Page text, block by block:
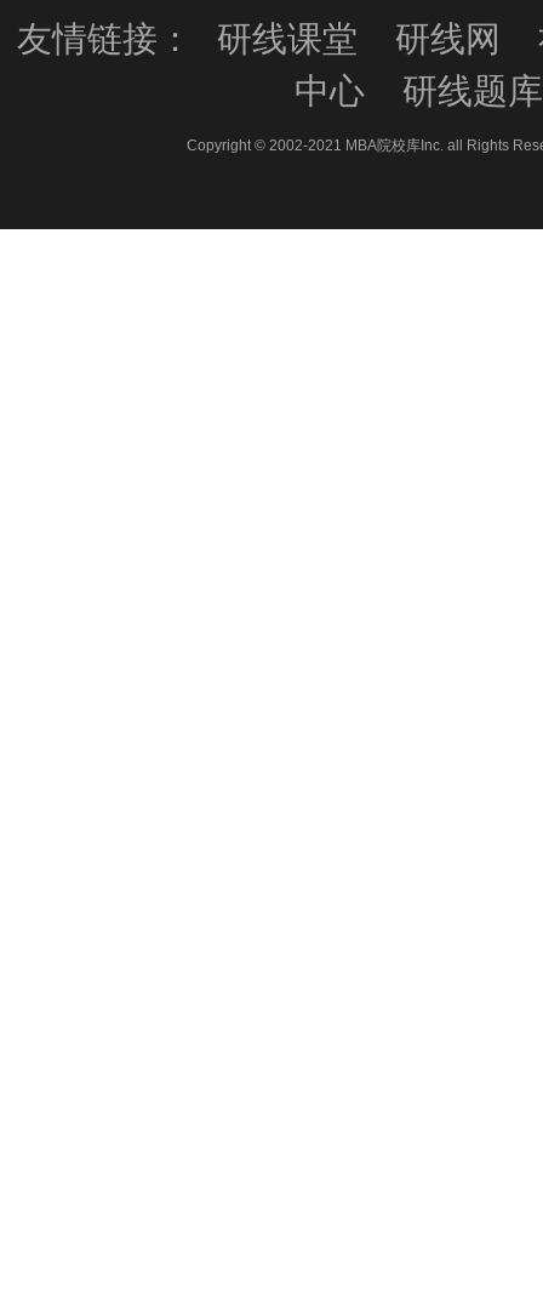
友情链接： 研线课堂 研线网
中心
研线题库
Copyright © 2002-2021 MBA院校库Inc. all Rights